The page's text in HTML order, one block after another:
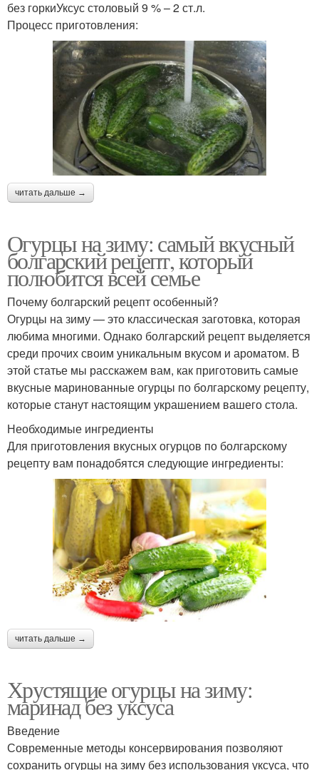
без горкиУксус столовый 9 % – 2 ст.л.
Процесс приготовления:
читать дальше →
Огурцы на зиму: самый вкусный
болгарский рецепт, который
полюбится всей семье
Почему болгарский рецепт особенный?
Огурцы на зиму — это классическая заготовка, которая
любима многими. Однако болгарский рецепт выделяется
среди прочих своим уникальным вкусом и ароматом. В
этой статье мы расскажем вам, как приготовить самые
вкусные маринованные огурцы по болгарскому рецепту,
которые станут настоящим украшением вашего стола.
Необходимые ингредиенты
Для приготовления вкусных огурцов по болгарскому
рецепту вам понадобятся следующие ингредиенты:
читать дальше →
Хрустящие огурцы на зиму:
маринад без уксуса
Введение
Современные методы консервирования позволяют
сохранить огурцы на зиму без использования уксуса, что